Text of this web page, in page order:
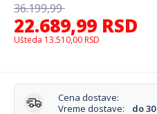
22.689,99 RSD
36.199,99
Ušteda 13.510,00 RSD
Cena dostave:
Vreme dostave:
do